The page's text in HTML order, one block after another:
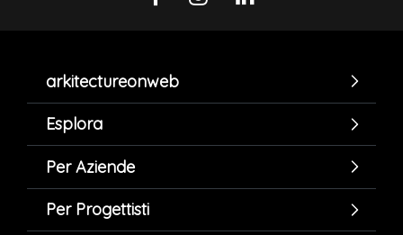
arkitectureonweb
Esplora
Per Aziende
Per Progettisti